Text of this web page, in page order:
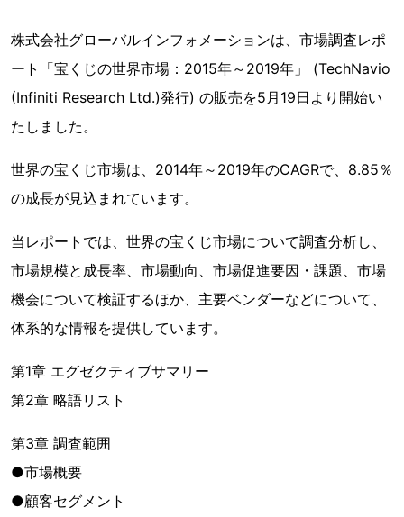
株式会社グローバルインフォメーションは、市場調査レポ
ート「宝くじの世界市場：2015年～2019年」 (TechNavio
(Infiniti Research Ltd.)発行) の販売を5月19日より開始い
たしました。
世界の宝くじ市場は、2014年～2019年のCAGRで、8.85％
の成長が見込まれています。
当レポートでは、世界の宝くじ市場について調査分析し、
市場規模と成長率、市場動向、市場促進要因・課題、市場
機会について検証するほか、主要ベンダーなどについて、
体系的な情報を提供しています。
第1章 エグゼクティブサマリー
第2章 略語リスト
第3章 調査範囲
●市場概要
●顧客セグメント